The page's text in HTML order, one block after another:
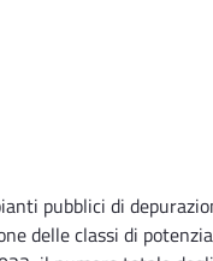
pubblici di
delle classi di